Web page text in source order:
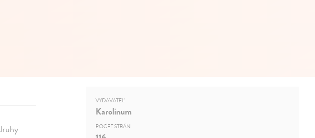
VYDAVATEĽ
Karolinum
POČET STRÁN